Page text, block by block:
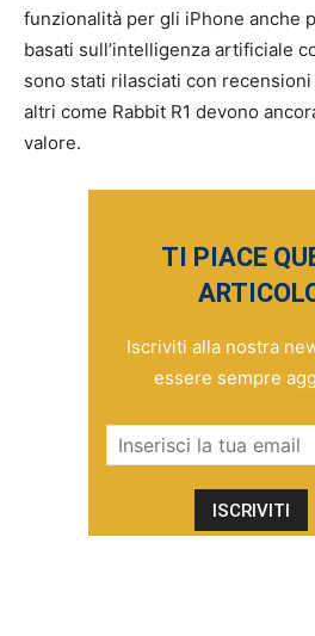
funzionalità per gli iPhone anche
basati sull’intelligenza artificiale
sono stati rilasciati con
altri come Rabbit R1 devono
valore.
TI PIACE
Iscriviti alla nostra
essere sempre